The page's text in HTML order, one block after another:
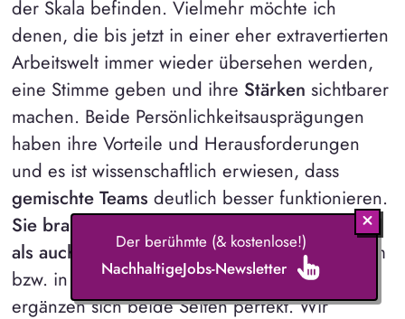
der Skala befinden. Vielmehr möchte ich
denen, die bis jetzt in einer eher extravertierten
Arbeitswelt immer wieder übersehen werden,
eine Stimme geben und ihre Stärken sichtbarer
machen. Beide Persönlichkeitsausprägungen
haben ihre Vorteile und Herausforderungen
und es ist wissenschaftlich erwiesen, dass
gemischte Teams deutlich besser funktionieren.
Sie brauchen natürlich sowohl extravertierte
als auch introvertierte Personenin Ihrem Team
bzw. in Ihrer Firma. Privat und beruflich
ergänzen sich beide Seiten perfekt. Wir
Der berühmte (& kostenlose!)
NachhaltigeJobs-Newsletter